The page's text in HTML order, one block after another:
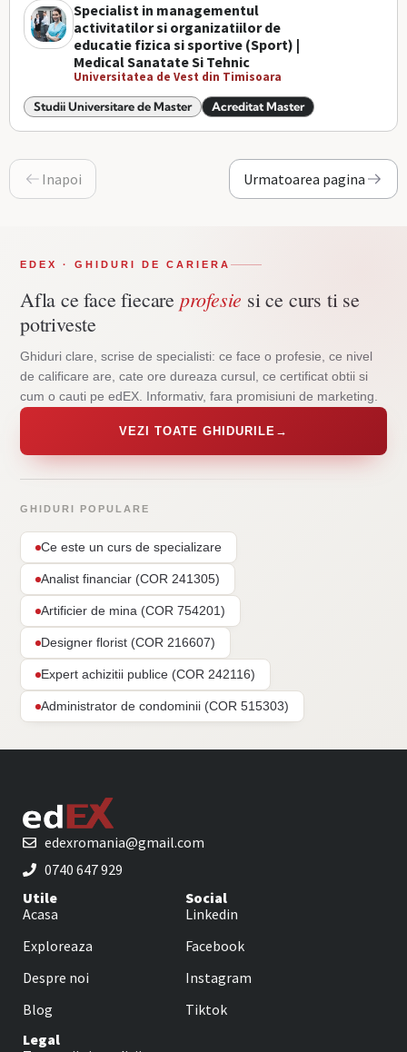
Specialist in managementul
activitatilor si organizatiilor de
educatie fizica si sportive (Sport) |
Medical Sanatate Si Tehnic
Universitatea de Vest din Timisoara
Studii Universitare de Master Acreditat Master
Inapoi Urmatoarea pagina
EDEX · GHIDURI DE CARIERA
Afla ce face fiecare profesie si ce curs ti se
potriveste
Ghiduri clare, scrise de specialisti: ce face o profesie, ce nivel
de calificare are, cate ore dureaza cursul, ce certificat obtii si
cum o cauti pe edEX. Informativ, fara promisiuni de marketing.
VEZI TOATE GHIDURILE →
GHIDURI POPULARE
Ce este un curs de specializare
Analist financiar (COR 241305)
Artificier de mina (COR 754201)
Designer florist (COR 216607)
Expert achizitii publice (COR 242116)
Administrator de condominii (COR 515303)
edexromania@gmail.com
0740 647 929
Utile
Acasa
Exploreaza
Despre noi
Blog
Social
Linkedin
Facebook
Instagram
Tiktok
Legal